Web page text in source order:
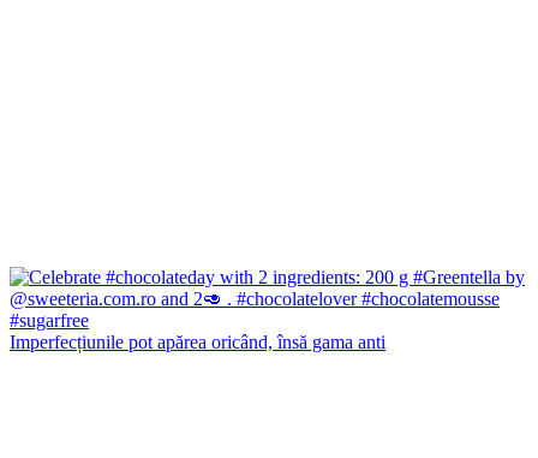
Imperfecțiunile pot apărea oricând, însă gama anti